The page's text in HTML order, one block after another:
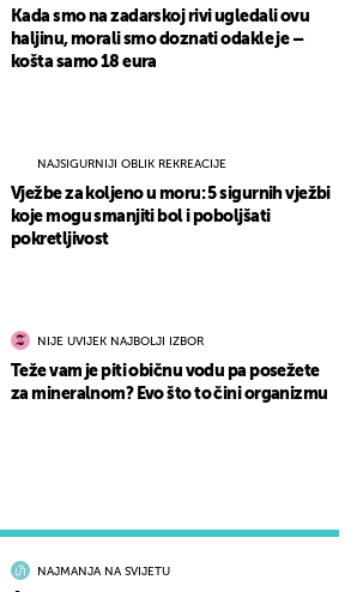
NAJMANJA NA SVIJETU
Kada smo na zadarskoj rivi ugledali ovu
haljinu, morali smo doznati odakle je –
košta samo 18 eura
NAJSIGURNIJI OBLIK REKREACIJE
Vježbe za koljeno u moru: 5 sigurnih vježbi
koje mogu smanjiti bol i poboljšati
pokretljivost
NIJE UVIJEK NAJBOLJI IZBOR
Teže vam je piti običnu vodu pa posežete
za mineralnom? Evo što to čini organizmu